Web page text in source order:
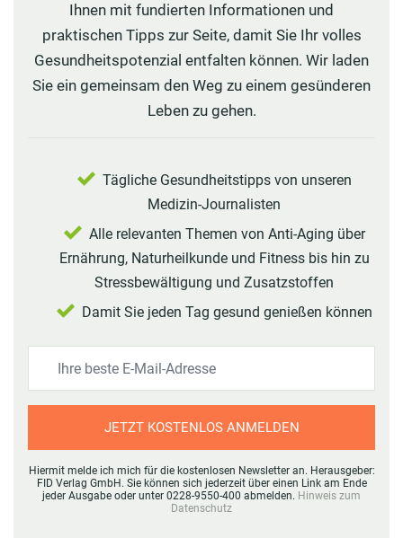
Ihnen mit fundierten Informationen und
praktischen Tipps zur Seite, damit Sie Ihr volles
Gesundheitspotenzial entfalten können. Wir laden
Sie ein gemeinsam den Weg zu einem gesünderen
Leben zu gehen.
Tägliche Gesundheitstipps von unseren
Medizin-Journalisten
Alle relevanten Themen von Anti-Aging über
Ernährung, Naturheilkunde und Fitness bis hin zu
Stressbewältigung und Zusatzstoffen
Damit Sie jeden Tag gesund genießen können
JETZT KOSTENLOS ANMELDEN
Hiermit melde ich mich für die kostenlosen Newsletter an. Herausgeber:
FID Verlag GmbH. Sie können sich jederzeit über einen Link am Ende
jeder Ausgabe oder unter 0228-9550-400 abmelden. Hinweis zum
Datenschutz